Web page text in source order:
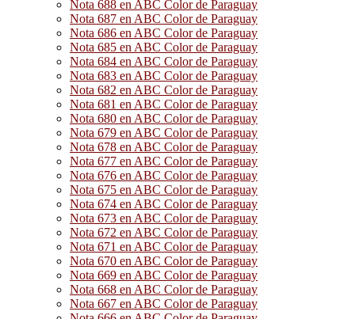
Nota 688 en ABC Color de Paraguay
Nota 687 en ABC Color de Paraguay
Nota 686 en ABC Color de Paraguay
Nota 685 en ABC Color de Paraguay
Nota 684 en ABC Color de Paraguay
Nota 683 en ABC Color de Paraguay
Nota 682 en ABC Color de Paraguay
Nota 681 en ABC Color de Paraguay
Nota 680 en ABC Color de Paraguay
Nota 679 en ABC Color de Paraguay
Nota 678 en ABC Color de Paraguay
Nota 677 en ABC Color de Paraguay
Nota 676 en ABC Color de Paraguay
Nota 675 en ABC Color de Paraguay
Nota 674 en ABC Color de Paraguay
Nota 673 en ABC Color de Paraguay
Nota 672 en ABC Color de Paraguay
Nota 671 en ABC Color de Paraguay
Nota 670 en ABC Color de Paraguay
Nota 669 en ABC Color de Paraguay
Nota 668 en ABC Color de Paraguay
Nota 667 en ABC Color de Paraguay